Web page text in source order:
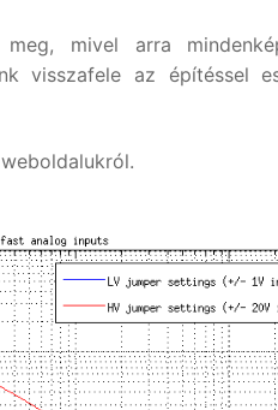
mivel arra
visszafele az építéssel